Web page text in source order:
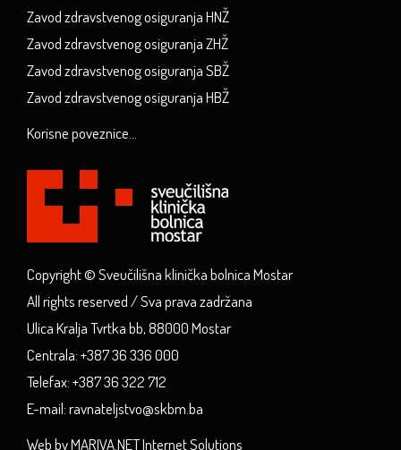
Zavod zdravstvenog osiguranja HNŽ
Zavod zdravstvenog osiguranja ZHŽ
Zavod zdravstvenog osiguranja SBŽ
Zavod zdravstvenog osiguranja HBŽ
Korisne poveznice...
Copyright © Sveučilišna klinička bolnica Mostar
All rights reserved / Sva prava zadržana
Ulica Kralja Tvrtka bb, 88000 Mostar
Centrala: +387 36 336 000
Telefax: +387 36 322 712
E-mail: ravnateljstvo@skbm.ba
Web by MARIVA.NET Internet Solutions